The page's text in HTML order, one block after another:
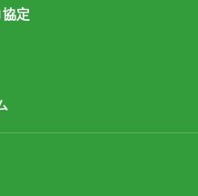
定